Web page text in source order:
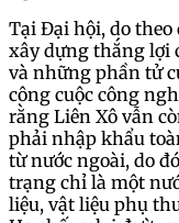
Tại Đại hội, do
xây dựng thắng lợi
và những phần tử
công cuộc công
rằng Liên Xô vẫn
phải nhập khẩu
từ nước ngoài, do
trạng chỉ là một
liệu, vật liệu phụ